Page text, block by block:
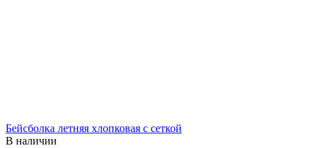
Бейсболка летняя хлопковая с сеткой
В наличии